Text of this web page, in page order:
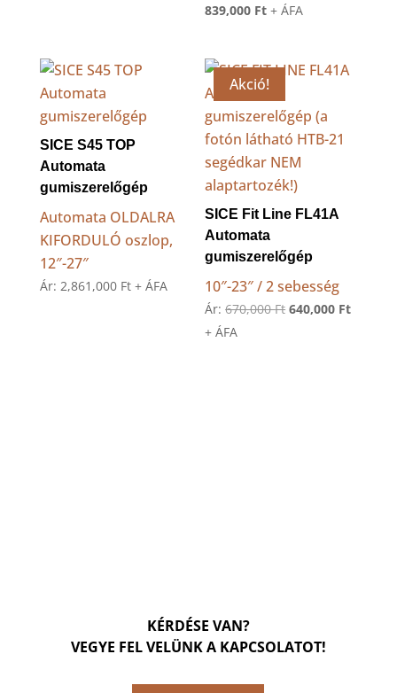
price
839,000 FtCurrent
839,000 Ft.
+ ÁFA
SICE S45 TOP
Automata
gumiszerelőgép
Automata OLDALRA
KIFORDULÓ oszlop,
12″-27″
Ár: 2,861,000 Ft + ÁFA
Akció!
SICE Fit Line FL41A
Automata
gumiszerelőgép
10″-23″ / 2 sebesség
Ár:670,000Ft Original
640,000 FtCurrent
+ ÁFA
KÉRDÉSE VAN?
VEGYE FEL VELÜNK A KAPCSOLATOT!